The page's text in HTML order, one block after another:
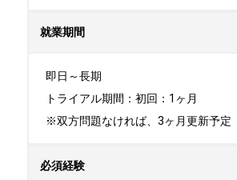
就業期間
即日～長期
トライアル期間：初回：1ヶ月
※双方問題なければ、3ヶ月更新予定
必須経験